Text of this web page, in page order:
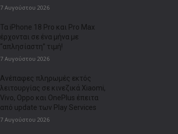
7 Αυγούστου 2026
Τα iPhone 18 Pro και Pro Max
έρχονται σε ένα μήνα με
“απλησίαστη” τιμή!
7 Αυγούστου 2026
Ανέπαφες πληρωμές εκτός
λειτουργίας σε κινεζικά Xiaomi,
Vivo, Oppo και OnePlus έπειτα
από update των Play Services
7 Αυγούστου 2026